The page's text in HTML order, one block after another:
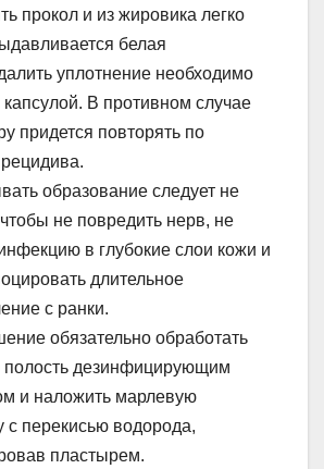
прокол и из жировика легко
белая
уплотнение необходимо
капсулой. В противном случае
придется повторять по
образование следует не
чтобы не повредить нерв, не
в глубокие слои кожи и
длительное
с ранки.
обязательно обработать
полость дезинфицирующим
и наложить марлевую
с перекисью водорода,
пластырем.